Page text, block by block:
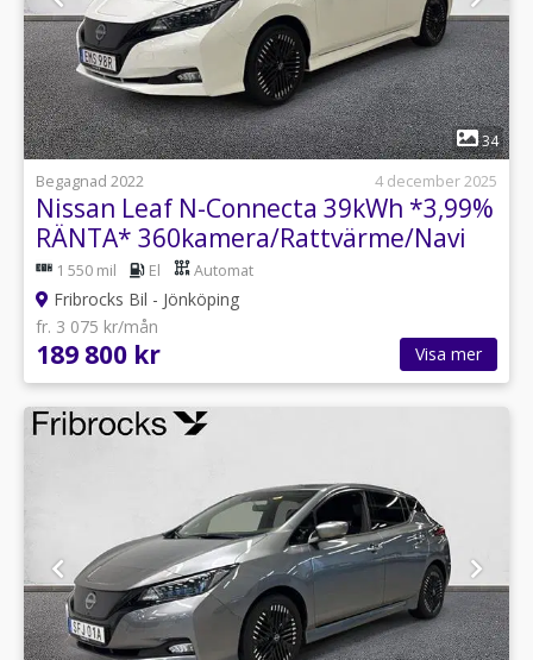
1
34
Begagnad 2022
4 december 2025
Nissan Leaf N-Connecta 39kWh *3,99%
RÄNTA* 360kamera/Rattvärme/Navi
1 550 mil El Automat
Fribrocks Bil - Jönköping
fr. 3 075 kr/mån
189 800 kr Visa mer